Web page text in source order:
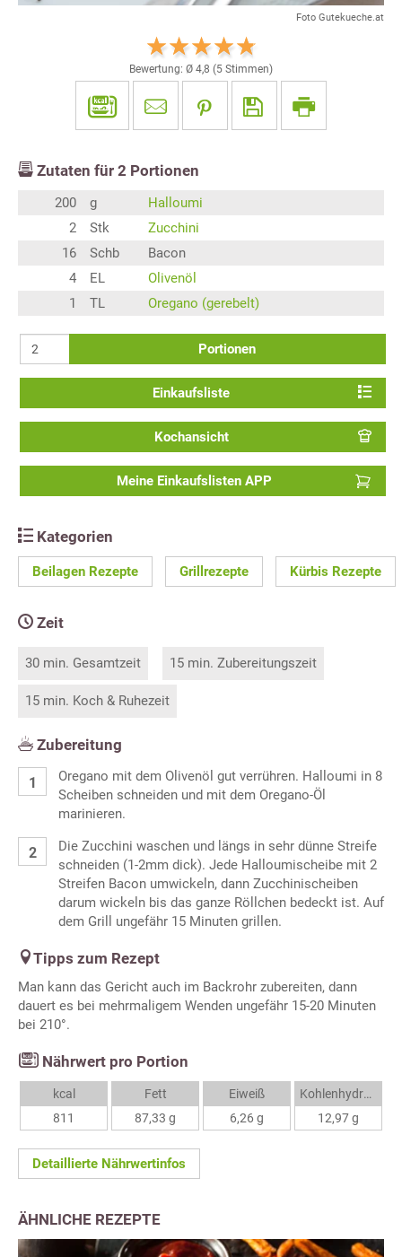
Foto Gutekueche.at
Bewertung: Ø 4,8 (5 Stimmen)
Zutaten für 2 Portionen
200 g
Halloumi
2
Stk
Zucchini
16
Schb
Bacon
4
EL
Olivenöl
1
TL Oregano (gerebelt)
Portionen
Einkaufsliste
Kochansicht
Meine Einkaufslisten APP
Kategorien
Beilagen Rezepte Grillrezepte Kürbis Rezepte
Zeit
30 min. Gesamtzeit 15 min. Zubereitungszeit
15 min. Koch & Ruhezeit
Zubereitung
Oregano mit dem Olivenöl gut verrühren. Halloumi in 8
Scheiben schneiden und mit dem Oregano-Öl
marinieren.
Die Zucchini waschen und längs in sehr dünne Streife
schneiden (1-2mm dick). Jede Halloumischeibe mit 2
Streifen Bacon umwickeln, dann Zucchinischeiben
darum wickeln bis das ganze Röllchen bedeckt ist. Auf
dem Grill ungefähr 15 Minuten grillen.
Tipps zum Rezept
Man kann das Gericht auch im Backrohr zubereiten, dann
dauert es bei mehrmaligem Wenden ungefähr 15-20 Minuten
bei 210°.
Nährwert pro Portion
kcal
811
Fett
87,33 g
Eiweiß
6,26 g
Kohlenhydrate
12,97 g
Detaillierte Nährwertinfos
ÄHNLICHE REZEPTE